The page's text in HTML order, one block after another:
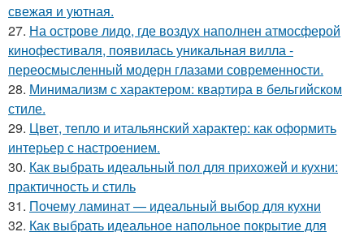
свежая и уютная.
27. На острове лидо, где воздух наполнен атмосферой
кинофестиваля, появилась уникальная вилла -
переосмысленный модерн глазами современности.
28. Минимализм с характером: квартира в бельгийском
стиле.
29. Цвет, тепло и итальянский характер: как оформить
интерьер с настроением.
30. Как выбрать идеальный пол для прихожей и кухни:
практичность и стиль
31. Почему ламинат — идеальный выбор для кухни
32. Как выбрать идеальное напольное покрытие для